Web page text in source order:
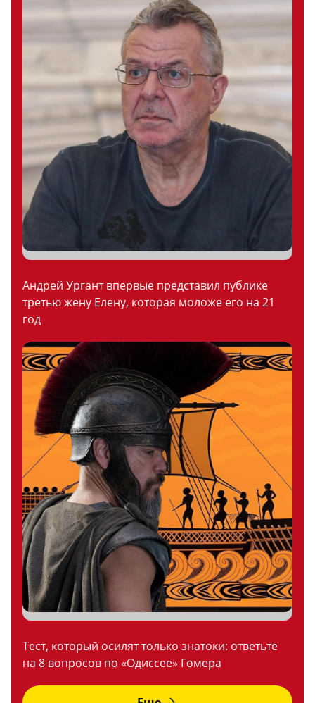
Андрей Ургант впервые представил публике
третью жену Елену, которая моложе его на 21
год
Тест, который осилят только знатоки: ответьте
на 8 вопросов по «Одиссее» Гомера